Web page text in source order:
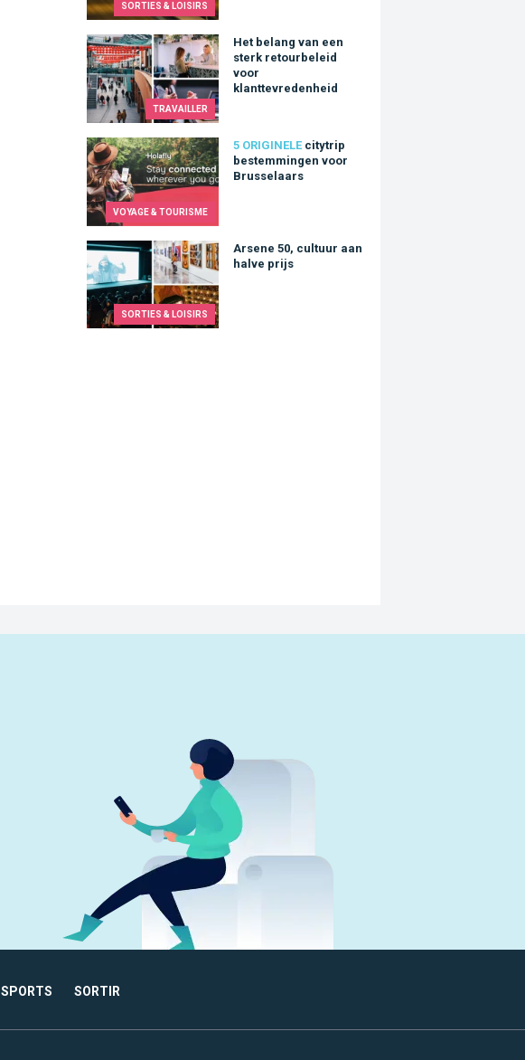
SORTIES & LOISIRS
TRAVAILLER
Het belang van een
sterk retourbeleid
voor
klanttevredenheid
Het belang van een sterk retourbeleid voor klanttevredenheid
VOYAGE & TOURISME
5 ORIGINELE citytrip
bestemmingen voor
Brusselaars
citytrip bestemmingen voor Brusselaars
SORTIES & LOISIRS
Arsene 50, cultuur aan
halve prijs
Arsene 50, cultuur aan halve prijs
SPORTS SORTIR